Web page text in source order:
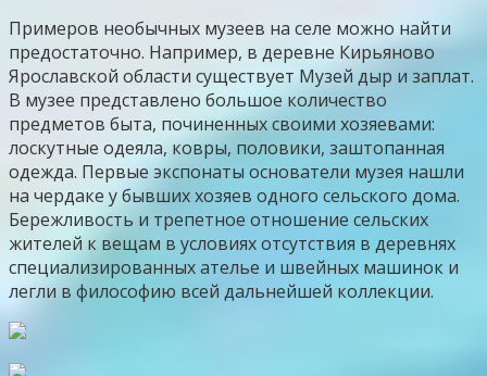
Примеров необычных музеев на селе можно найти
предостаточно. Например, в деревне Кирьяново
Ярославской области существует Музей дыр и заплат.
В музее представлено большое количество
предметов быта, починенных своими хозяевами:
лоскутные одеяла, ковры, половики, заштопанная
одежда. Первые экспонаты основатели музея нашли
на чердаке у бывших хозяев одного сельского дома.
Бережливость и трепетное отношение сельских
жителей к вещам в условиях отсутствия в деревнях
специализированных ателье и швейных машинок и
легли в философию всей дальнейшей коллекции.